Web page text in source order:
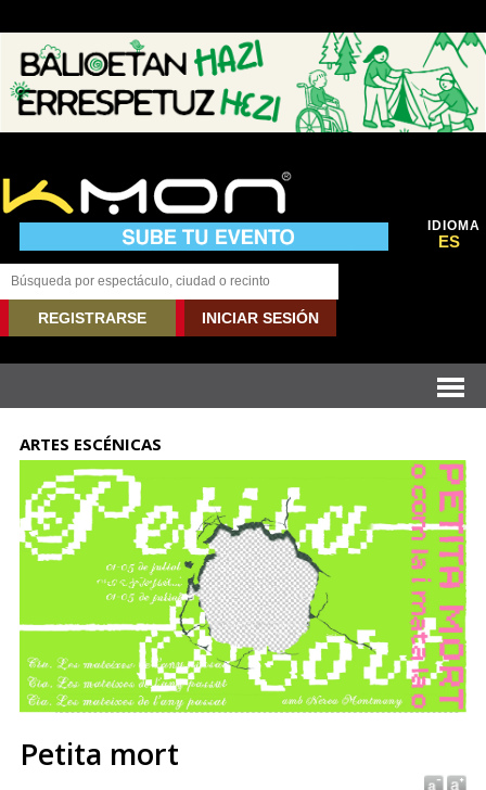
IDIOMA
ES
REGISTRARSE INICIAR SESIÓN
ARTES ESCÉNICAS
Petita mort